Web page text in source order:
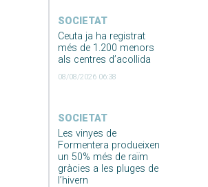
SOCIETAT
Ceuta ja ha registrat
més de 1.200 menors
als centres d’acollida
08/08/2026 06:38
SOCIETAT
Les vinyes de
Formentera produeixen
un 50% més de raïm
gràcies a les pluges de
l’hivern